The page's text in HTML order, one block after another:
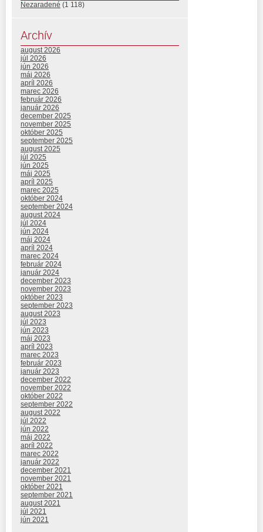
Nezaradené (1 118)
Archív
august 2026
júl 2026
jún 2026
máj 2026
apríl 2026
marec 2026
február 2026
január 2026
december 2025
november 2025
október 2025
september 2025
august 2025
júl 2025
jún 2025
máj 2025
apríl 2025
marec 2025
október 2024
september 2024
august 2024
júl 2024
jún 2024
máj 2024
apríl 2024
marec 2024
február 2024
január 2024
december 2023
november 2023
október 2023
september 2023
august 2023
júl 2023
jún 2023
máj 2023
apríl 2023
marec 2023
február 2023
január 2023
december 2022
november 2022
október 2022
september 2022
august 2022
júl 2022
jún 2022
máj 2022
apríl 2022
marec 2022
január 2022
december 2021
november 2021
október 2021
september 2021
august 2021
júl 2021
jún 2021